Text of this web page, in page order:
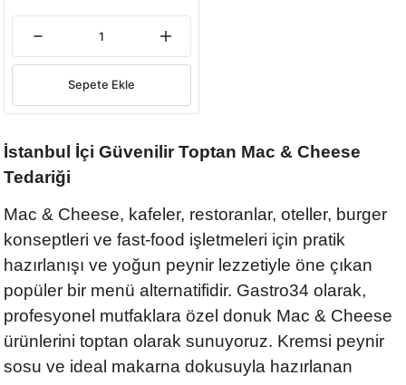
Sepete Ekle
İstanbul İçi Güvenilir Toptan Mac & Cheese
Tedariği
Mac & Cheese, kafeler, restoranlar, oteller, burger
konseptleri ve fast-food işletmeleri için pratik
hazırlanışı ve yoğun peynir lezzetiyle öne çıkan
popüler bir menü alternatifidir. Gastro34 olarak,
profesyonel mutfaklara özel donuk Mac & Cheese
ürünlerini toptan olarak sunuyoruz. Kremsi peynir
sosu ve ideal makarna dokusuyla hazırlanan